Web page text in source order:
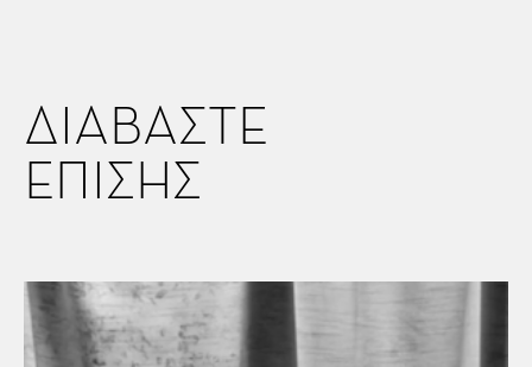
ΔΙΑΒΑΣΤΕ
ΕΠΙΣΗΣ